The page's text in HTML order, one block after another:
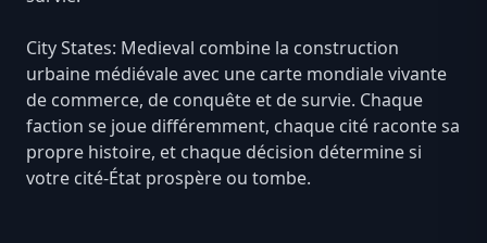
City States: Medieval combine la construction
urbaine médiévale avec une carte mondiale vivante
de commerce, de conquête et de survie. Chaque
faction se joue différemment, chaque cité raconte sa
propre histoire, et chaque décision détermine si
votre cité-État prospère ou tombe.